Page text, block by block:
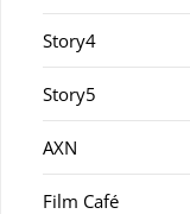
Story4
Story5
AXN
Film Café